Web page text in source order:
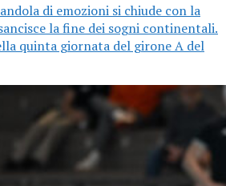
di emozioni si chiude con la
la fine dei sogni continentali.
quinta giornata del girone A del